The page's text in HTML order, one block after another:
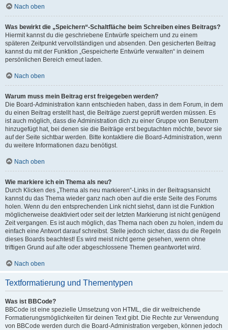
Nach oben
Was bewirkt die „Speichern“-Schaltfläche beim Schreiben eines Beitrags?
Hiermit kannst du die geschriebene Entwürfe speichern und zu einem
späteren Zeitpunkt vervollständigen und absenden. Den gesicherten Beitrag
kannst du mit der Funktion „Gespeicherte Entwürfe verwalten“ in deinem
persönlichen Bereich erneut laden.
Nach oben
Warum muss mein Beitrag erst freigegeben werden?
Die Board-Administration kann entschieden haben, dass in dem Forum, in dem
du einen Beitrag erstellt hast, die Beiträge zuerst geprüft werden müssen. Es
ist auch möglich, dass die Administration dich zu einer Gruppe von Benutzern
hinzugefügt hat, bei denen sie die Beiträge erst begutachten möchte, bevor sie
auf der Seite sichtbar werden. Bitte kontaktiere die Board-Administration, wenn
du weitere Informationen dazu benötigst.
Nach oben
Wie markiere ich ein Thema als neu?
Durch Klicken des „Thema als neu markieren“-Links in der Beitragsansicht
kannst du das Thema wieder ganz nach oben auf die erste Seite des Forums
holen. Wenn du den entsprechenden Link nicht siehst, dann ist die Funktion
möglicherweise deaktiviert oder seit der letzten Markierung ist nicht genügend
Zeit vergangen. Es ist auch möglich, das Thema nach oben zu holen, indem du
einfach eine Antwort darauf schreibst. Stelle jedoch sicher, dass du die Regeln
dieses Boards beachtest! Es wird meist nicht gerne gesehen, wenn ohne
triftigen Grund auf alte oder abgeschlossene Themen geantwortet wird.
Nach oben
Textformatierung und Thementypen
Was ist BBCode?
BBCode ist eine spezielle Umsetzung von HTML, die dir weitreichende
Formatierungsmöglichkeiten für deinen Text gibt. Die Rechte zur Verwendung
von BBCode werden durch die Board-Administration vergeben, können jedoch